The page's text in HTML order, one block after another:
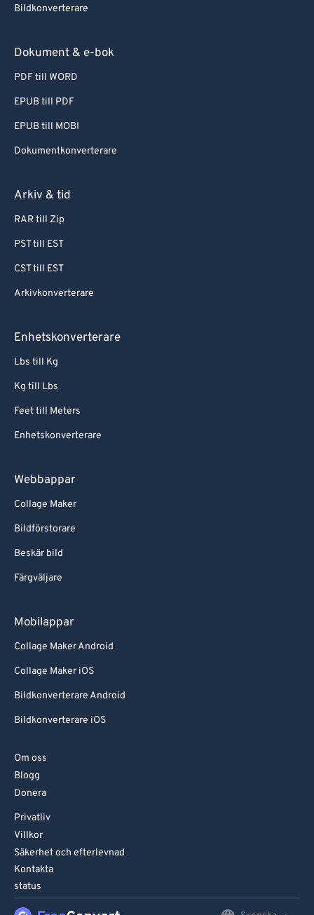
Bildkonverterare
Dokument & e-bok
PDF till WORD
EPUB till PDF
EPUB till MOBI
Dokumentkonverterare
Arkiv & tid
RAR till Zip
PST till EST
CST till EST
Arkivkonverterare
Enhetskonverterare
Lbs till Kg
Kg till Lbs
Feet till Meters
Enhetskonverterare
Webbappar
Collage Maker
Bildförstorare
Beskär bild
Färgväljare
Mobilappar
Collage Maker Android
Collage Maker iOS
Bildkonverterare Android
Bildkonverterare iOS
Om oss
Blogg
Donera
Privatliv
Villkor
Säkerhet och efterlevnad
Kontakta
status